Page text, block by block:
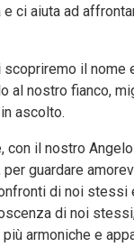
e ci aiuta ad
scopriremo il nome
al nostro fianco,
ascolto.
con il nostro
guardare
di noi stessi
di noi
armoniche e